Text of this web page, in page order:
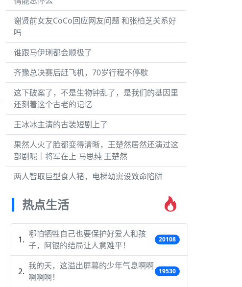
谢贤前女友CoCo回应网友问题 和张柏芝关系好
吗
谁跟马伊琍都会顺极了
齐豫总决赛后赶飞机，70岁行程不停歇
这下破案了，不是生物钟乱了，是我们的基因里
还刻着这个古老的记忆
王冰冰主演的古装短剧上了
果然人火了脸都变得清晰，王楚然居然还演过这
部剧呢｜将军在上 马思纯 王楚然
两人智取巨型食人猪，电梯幼崽设致命陷阱
热点生活
哪怕牺牲自己也要保护好爱人和孩
子，阿银的结局让人意难平！
20108
我的天，这溢出屏幕的少年气息啊啊
啊啊啊！
19530